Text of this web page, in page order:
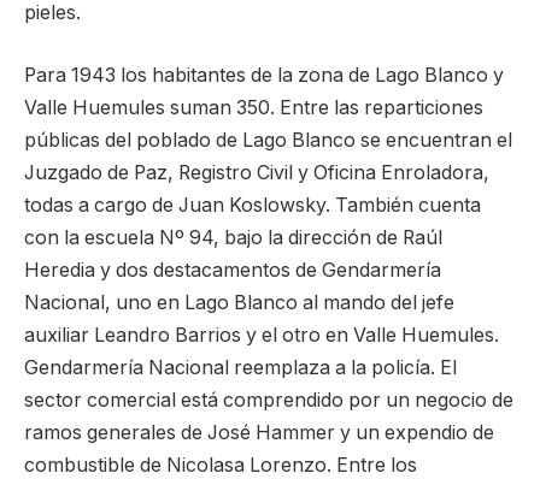
pieles.
Para 1943 los habitantes de la zona de Lago Blanco y
Valle Huemules suman 350. Entre las reparticiones
públicas del poblado de Lago Blanco se encuentran el
Juzgado de Paz, Registro Civil y Oficina Enroladora,
todas a cargo de Juan Koslowsky. También cuenta
con la escuela Nº 94, bajo la dirección de Raúl
Heredia y dos destacamentos de Gendarmería
Nacional, uno en Lago Blanco al mando del jefe
auxiliar Leandro Barrios y el otro en Valle Huemules.
Gendarmería Nacional reemplaza a la policía. El
sector comercial está comprendido por un negocio de
ramos generales de José Hammer y un expendio de
combustible de Nicolasa Lorenzo. Entre los